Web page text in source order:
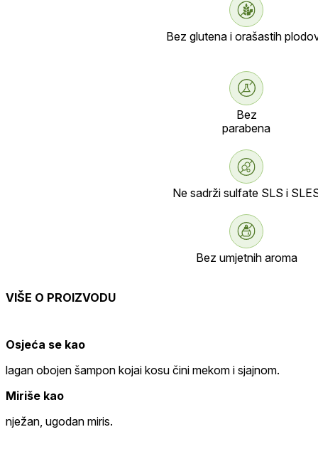
Bez glutena i orašastih
Bez
parabena
Ne sadrži sulfate SLS i
Bez umjetnih aroma
VIŠE O PROIZVODU
Osjeća se kao
lagan obojen šampon kojai kosu čini mekom i sjajnom.
Miriše kao
nježan, ugodan miris.